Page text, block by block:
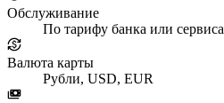
Обслуживание
По тарифу банка или сервиса
Валюта карты
Рубли, USD, EUR